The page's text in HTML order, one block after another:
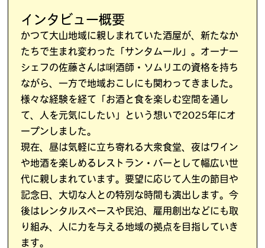
インタビュー概要
かつて大山地域に親しまれていた酒屋が、新たなか
たちで生まれ変わった「サンタムール」。オーナー
シェフの佐藤さんは唎酒師・ソムリエの資格を持ち
ながら、一方で地域おこしにも関わってきました。
様々な経験を経て「お酒と食を楽しむ空間を通し
て、人を元気にしたい」という想いで2025年にオ
ープンしました。
現在、昼は気軽に立ち寄れる大衆食堂、夜はワイン
や地酒を楽しめるレストラン・バーとして幅広い世
代に親しまれています。要望に応じて人生の節目や
記念日、大切な人との特別な時間も演出します。今
後はレンタルスペースや民泊、雇用創出などにも取
り組み、人に力を与える地域の拠点を目指していき
ます。